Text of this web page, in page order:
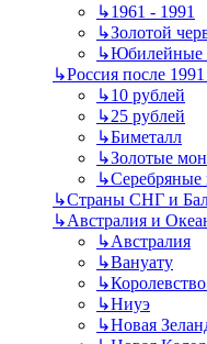
↳1961 - 1991
↳Золотой
↳Юбилейные
↳Россия после 1991
↳10 рублей
↳25 рублей
↳Биметалл
↳Золотые
↳
↳Страны СНГ и
↳Австралия и
↳Австралия
↳Вануату
↳
↳Ниуэ
↳Новая